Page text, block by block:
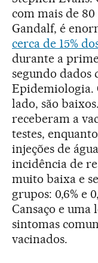
com mais de
Gandalf, é
cerca de 15%
durante a
segundo dados
Epidemiologia.
lado, são
receberam a
testes,
injeções de
incidência de
muito baixa e
grupos: 0,6% e
Cansaço e uma
sintomas
vacinados.